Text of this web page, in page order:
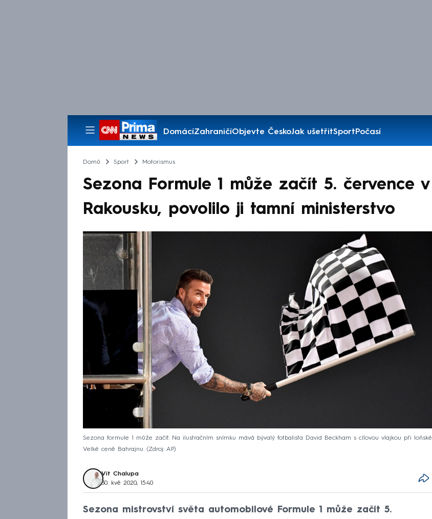
DomácíZahraničíObjevte ČeskoJak ušetřitSportPočasí
Pořady
Domů Sport Motorismus
Sezona Formule 1 může začít 5. července v
Rakousku, povolilo ji tamní ministerstvo
Sezona formule 1 může začít. Na ilustračním snímku mává bývalý fotbalista David Beckham s cílovou vlajkou při loňské
Velké ceně Bahrajnu.
Zdroj: AP
Vít Chalupa
30. kvě 2020, 15:40
Sezona mistrovství světa automobilové Formule 1 může začít 5.